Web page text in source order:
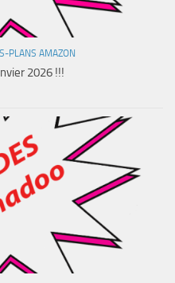
PLANS AMAZON
2026 !!!